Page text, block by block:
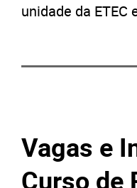
unidade da ETEC
Vagas e
Curso de